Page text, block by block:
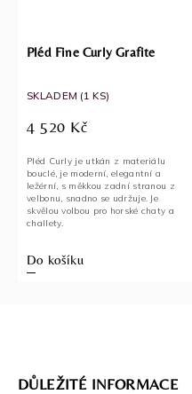
Pléd Fine Curly Grafite
SKLADEM (1 KS)
4 520 Kč
Do košíku
Pléd Curly je utkán z materiálu
bouclé, je moderní, elegantní a
ležérní, s měkkou zadní stranou z
velbonu, snadno se udržuje. Je
skvělou volbou pro horské chaty a
challety.
DŮLEŽITÉ INFORMACE